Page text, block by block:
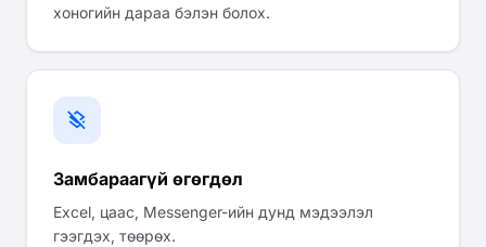
хоногийн дараа бэлэн болох.
layers_clear
Замбараагүй өгөгдөл
Excel, цаас, Messenger-ийн дунд мэдээлэл
гээгдэх, төөрөх.